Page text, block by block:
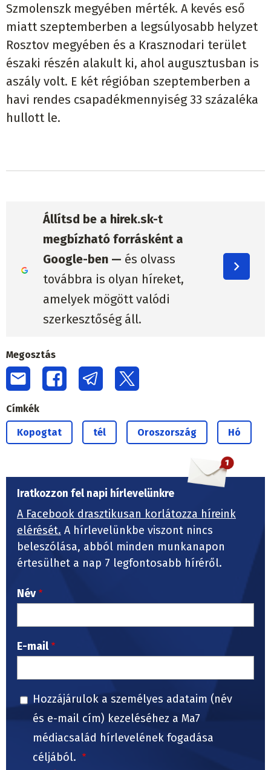
Szmolenszk megyében mérték. A kevés eső
miatt szeptemberben a legsúlyosabb helyzet
Rosztov megyében és a Krasznodari terület
északi részén alakult ki, ahol augusztusban is
aszály volt. E két régióban szeptemberben a
havi rendes csapadékmennyiség 33 százaléka
hullott le.
Állítsd be a hirek.sk-t
megbízható forrásként a
Google-ben — és olvass
továbbra is olyan híreket,
amelyek mögött valódi
szerkesztőség áll.
Megosztás
Címkék
Kopogtat tél Oroszország Hó
Iratkozzon fel napi hírlevelünkre
A Facebook drasztikusan korlátozza híreink
elérését. A hírlevelünkbe viszont nincs
beleszólása, abból minden munkanapon
értesülhet a nap 7 legfontosabb híréről.
Név
E-mail
Hozzájárulok a személyes adataim (név
és e-mail cím) kezeléséhez a Ma7
médiacsalád hírlevelének fogadása
céljából.